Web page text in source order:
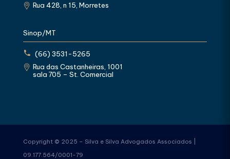
Rua 428, n 15, Morretes
Sinop/MT
(66) 3531-5265
Rua das Castanheiras, 1001
sala 705 – St. Comercial
Copyright © 2025 – Silva e Silva Advogados Associados |
09.177.564/0001-79